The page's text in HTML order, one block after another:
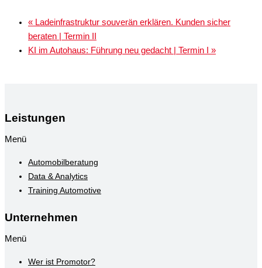
« Ladeinfrastruktur souverän erklären. Kunden sicher
beraten | Termin II
KI im Autohaus: Führung neu gedacht | Termin I »
Leistungen
Menü
Automobilberatung
Data & Analytics
Training Automotive
Unternehmen
Menü
Wer ist Promotor?